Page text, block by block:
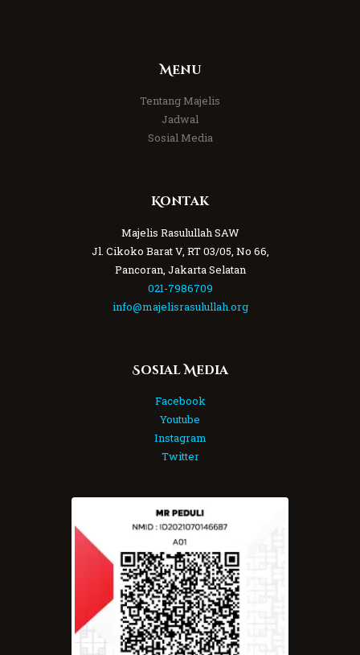
Menu
Tentang Majelis
Jadwal
Sosial Media
Kontak
Majelis Rasulullah SAW
Jl. Cikoko Barat V, RT 03/05, No 66,
Pancoran, Jakarta Selatan
021-7986709
info@majelisrasulullah.org
Sosial Media
Facebook
Youtube
Instagram
Twitter